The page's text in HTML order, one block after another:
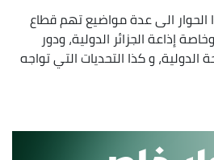
الحوار الى عدة مواضيع تهم قطاع
إذاعة الجزائر الدولية، ودور
الدولية، و كذا التحديات التي تواجه